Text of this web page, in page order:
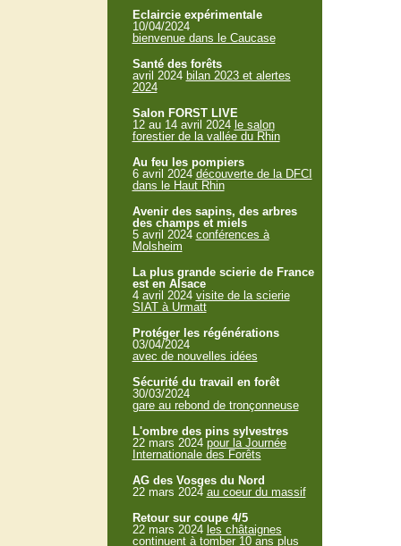
Eclaircie expérimentale
10/04/2024
bienvenue dans le Caucase
Santé des forêts
avril 2024 bilan 2023 et alertes
2024
Salon FORST LIVE
12 au 14 avril 2024 le salon
forestier de la vallée du Rhin
Au feu les pompiers
6 avril 2024 découverte de la DFCI
dans le Haut Rhin
Avenir des sapins, des arbres
des champs et miels
5 avril 2024 conférences à
Molsheim
La plus grande scierie de France
est en Alsace
4 avril 2024 visite de la scierie
SIAT à Urmatt
Protéger les régénérations
03/04/2024
avec de nouvelles idées
Sécurité du travail en forêt
30/03/2024
gare au rebond de tronçonneuse
L'ombre des pins sylvestres
22 mars 2024 pour la Journée
Internationale des Forêts
AG des Vosges du Nord
22 mars 2024 au coeur du massif
Retour sur coupe 4/5
22 mars 2024 les châtaignes
continuent à tomber 10 ans plus